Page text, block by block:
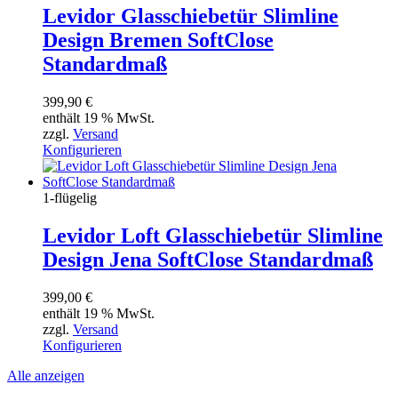
Levidor Glasschiebetür Slimline
Design Bremen SoftClose
Standardmaß
399,90 €
enthält 19 % MwSt.
zzgl. Versand
Konfigurieren
1-flügelig
Levidor Loft Glasschiebetür Slimline
Design Jena SoftClose Standardmaß
399,00 €
enthält 19 % MwSt.
zzgl. Versand
Konfigurieren
Alle anzeigen